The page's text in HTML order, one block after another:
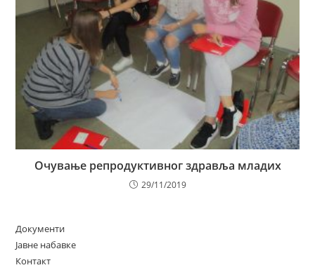
Очување репродуктивног здравља младих
29/11/2019
Документи
Јавне набавке
Контакт